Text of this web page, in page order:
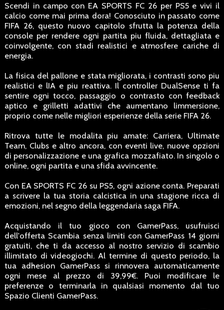
Scendi in campo con EA SPORTS FC 26 per PS5 e vivi il
calcio come mai prima dora! Conosciuto in passato come
FIFA 26, questo nuovo capitolo sfrutta la potenza della
console per rendere ogni partita piu fluida, dettagliata e
coinvolgente, con stadi realistici e atmosfere cariche di
energia.
La fisica del pallone e stata migliorata, i contrasti sono piu
realistici e lIA e piu reattiva. Il controller DualSense ti fa
sentire ogni tocco, passaggio o contrasto con feedback
aptico e grilletti adattivi che aumentano limmersione,
proprio come nelle migliori esperienze della serie FIFA 26.
Ritrova tutte le modalita piu amate: Carriera, Ultimate
Team, Clubs e altro ancora, con eventi live, nuove opzioni
di personalizzazione e una grafica mozzafiato. In singolo o
online, ogni partita e una sfida avvincente.
Con EA SPORTS FC 26 su PS5, ogni azione conta. Preparati
a scrivere la tua storia calcistica in una stagione ricca di
emozioni, nel segno della leggendaria saga FIFA.
Acquistando il tuo gioco con GamerPass, usufruisci
dell'offerta Scambia senza limiti con GamerPass 14 giorni
gratuiti, che ti da accesso al nostro servizio di scambio
illimitato di videogiochi. Al termine di questo periodo, la
tua adhesion GamerPass si rinnovera automaticamente
ogni mese al prezzo di 39,99€. Puoi modificare le
preferenze o terminarla in qualsiasi momento dal tuo
Spazio Clienti GamerPass.